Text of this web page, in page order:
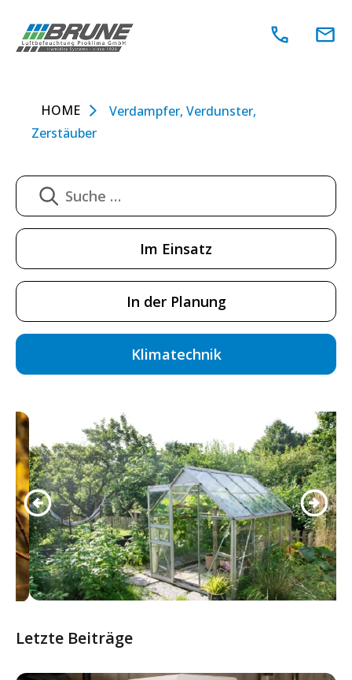
Inhalt
springen
HOME
Verdampfer, Verdunster,
Zerstäuber
Im Einsatz
In der Planung
Klimatechnik
Letzte Beiträge